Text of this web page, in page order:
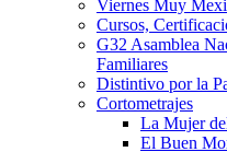
Viernes Muy
Cursos,
G32 Asamblea
Familiares
Distintivo por la
Cortometrajes
La Mujer
El Buen